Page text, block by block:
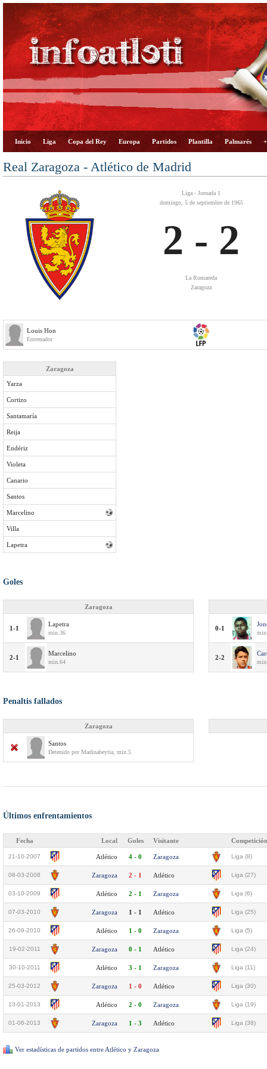
Inicio Liga Copa del Rey Europa Partidos Plantilla Palmarés
Real Zaragoza - Atlético de Madrid
Liga - Jornada 1
domingo, 5 de septiembre de 1965
2 - 2
La Romareda
Zaragoza
Louis Hon
Entrenador
Zaragoza
Yarza
Cortizo
Santamaría
Reija
Endériz
Violeta
Canario
Santos
Marcelino
Villa
Lapetra
Goles
Zaragoza
1-1
Lapetra
min.36
2-1
Marcelino
min.64
0-1
2-2
Penaltis fallados
Zaragoza
Santos
Detenido por Madinabeytia, min.5
Últimos enfrentamientos
Fecha Local Goles Visitante Competición
21-10-2007 Atlético 4 - 0 Zaragoza Liga (8)
08-03-2008 Zaragoza 2 - 1 Atlético Liga (27)
03-10-2009 Atlético 2 - 1 Zaragoza Liga (6)
07-03-2010 Zaragoza 1 - 1 Atlético Liga (25)
26-09-2010 Atlético 1 - 0 Zaragoza Liga (5)
19-02-2011 Zaragoza 0 - 1 Atlético Liga (24)
30-10-2011 Atlético 3 - 1 Zaragoza Liga (11)
25-03-2012 Zaragoza 1 - 0 Atlético Liga (30)
13-01-2013 Atlético 2 - 0 Zaragoza Liga (19)
01-06-2013 Zaragoza 1 - 3 Atlético Liga (38)
Ver estadísticas de partidos entre Atlético y Zaragoza